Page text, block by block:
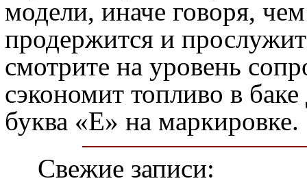
модели, иначе говоря,
продержится и
смотрите на уровень
сэкономит топливо в
буква «Е» на маркировке.
Свежие записи: